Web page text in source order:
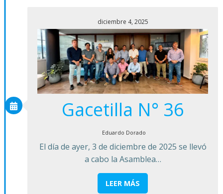
diciembre 4, 2025
Gacetilla N° 36
Eduardo Dorado
El día de ayer, 3 de diciembre de 2025 se llevó
a cabo la Asamblea…
LEER MÁS